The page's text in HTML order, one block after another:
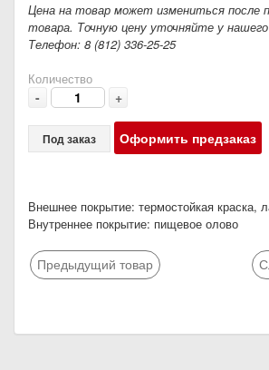
Цена на товар может измениться после
товара. Точную цену уточняйте у
Телефон: 8 (812) 336-25-25
Количество
- +
Под заказ Оформить предзаказ
Внешнее покрытие: термостойкая краска,
Внутреннее покрытие: пищевое олово
Предыдущий товар